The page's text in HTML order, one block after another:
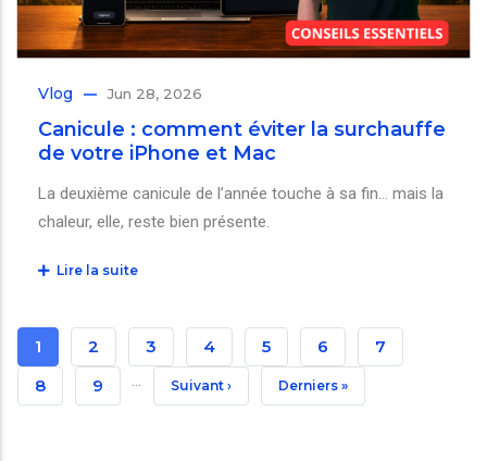
Vlog Jun 28, 2026
Canicule : comment éviter la surchauffe
de votre iPhone et Mac
La deuxième canicule de l’année touche à sa fin… mais la
chaleur, elle, reste bien présente.
Lire la suite
Pagination
Page
Courante
1 Page
2 Page
3 Page
4 Page
5 Page
6 Page
7
Page
8 Page
9 … Page
Suivant › Dernière
Derniers »